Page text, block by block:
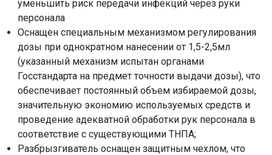
уменьшить риск передачи инфекций через руки
персонала
Оснащен специальным механизмом регулирования
дозы при однократном нанесении от 1,5-2,5мл
(указанный механизм испытан органами
Госстандарта на предмет точности выдачи дозы), что
обеспечивает постоянный объем избираемой дозы,
значительную экономию используемых средств и
проведение адекватной обработки рук персонала в
соответствие с существующими ТНПА;
Разбрызгиватель оснащен защитным чехлом, что